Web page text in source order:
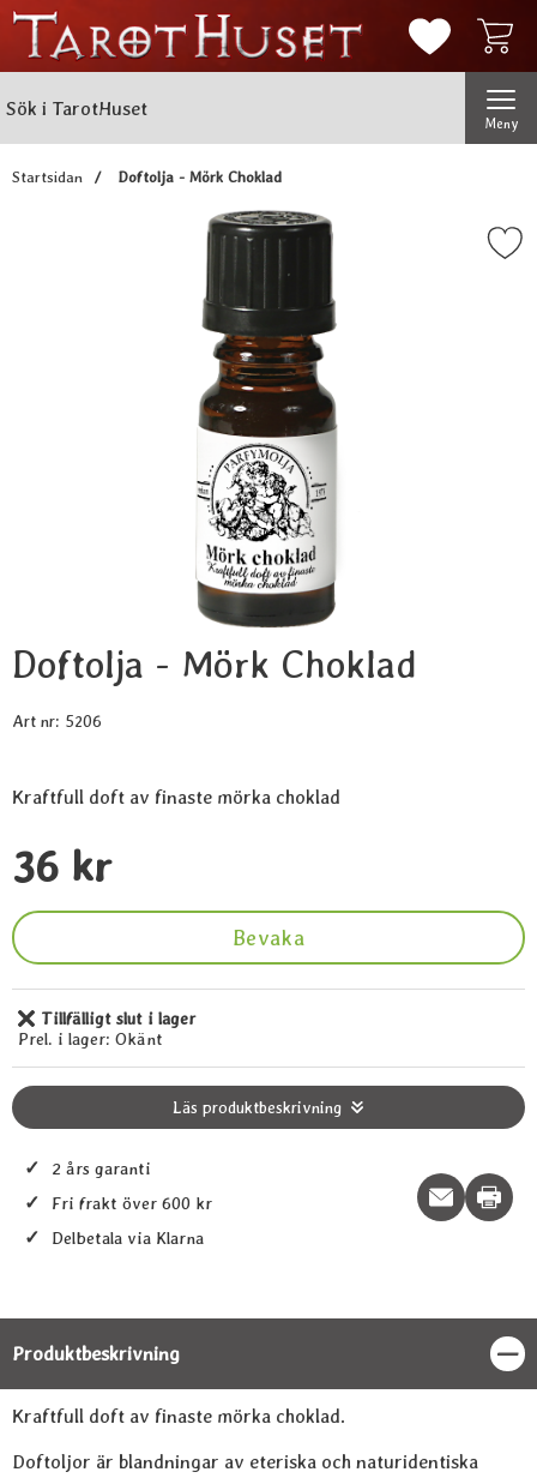
Mina
Meny
Startsidan Doftolja - Mörk Choklad
Markera doftolja - Mörk
Doftolja - Mörk Choklad
Art nr: 5206
Kraftfull doft av finaste mörka choklad
pris
36 kr
Bevaka
Tillgänglighet:
Tillfälligt slut i lager
Prel. i lager: Okänt
Läs produktbeskrivning
✓ 2 års garanti
✓ Fri frakt över 600 kr
✓ Delbetala via Klarna
Print
Produktbeskrivning
Produktbeskrivning
Kraftfull doft av finaste mörka choklad.
Doftoljor är blandningar av eteriska och naturidentiska